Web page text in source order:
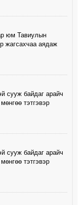
юм Тавиулын
жагсахчаа аядаж
сууж байдаг арайч
тэтгэвэр
сууж байдаг арайч
тэтгэвэр